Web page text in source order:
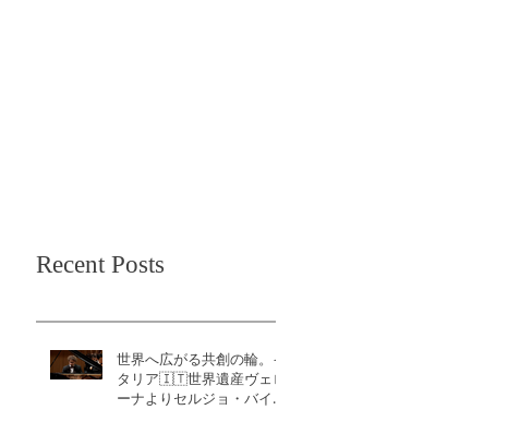
Recent Posts
世界へ広がる共創の輪。イ
タリア🇮🇹世界遺産ヴェロ
ーナよりセルジョ・バイエ